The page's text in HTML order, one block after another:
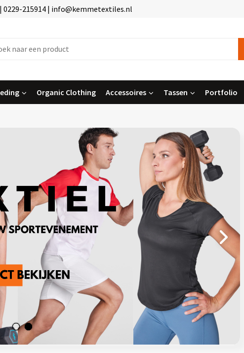
0229-215914 | info@kemmetextiles.nl
Organic Clothing Accessoires Tassen Portfolio
Next
Next